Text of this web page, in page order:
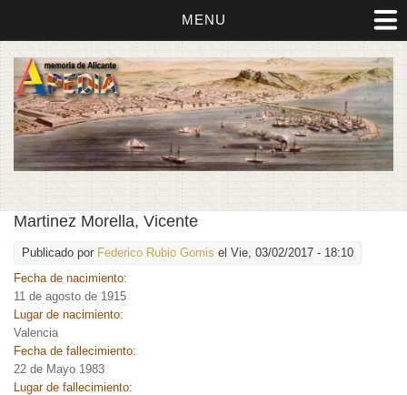
MENU
Martinez Morella, Vicente
Publicado por Federico Rubio Gomis el Vie, 03/02/2017 - 18:10
Fecha de nacimiento:
11 de agosto de 1915
Lugar de nacimiento:
Valencia
Fecha de fallecimiento:
22 de Mayo 1983
Lugar de fallecimiento: